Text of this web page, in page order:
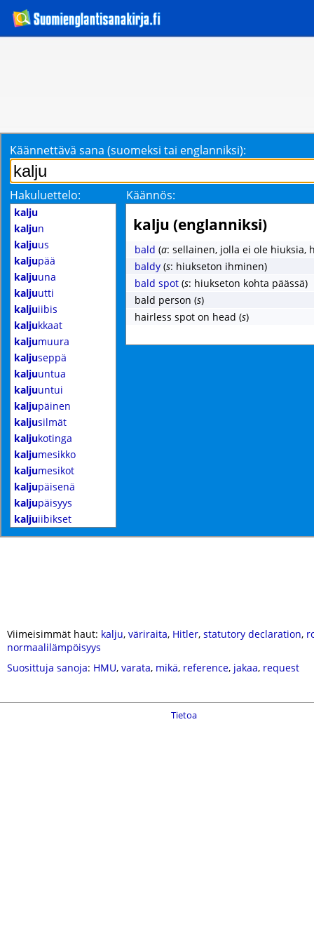
Käännettävä sana (suomeksi tai englanniksi):
Hakuluettelo: Käännös:
kalju
kaljun
kaljuus
kaljupää
kaljuuna
kaljuutti
kaljuiibis
kaljukkaat
kaljumuura
kaljuseppä
kaljuuntua
kaljuuntui
kaljupäinen
kaljusilmät
kaljukotinga
kaljumesikko
kaljumesikot
kaljupäisenä
kaljupäisyys
kaljuiibikset
kalju (englanniksi)
bald (a: sellainen, jolla ei ole hiuksia,
baldy (s: hiukseton ihminen)
bald spot (s: hiukseton kohta päässä)
bald person (s)
hairless spot on head (s)
Viimeisimmät haut: kalju, väriraita, Hitler, statutory declaration,
normaalilämpöisyys
Suosittuja sanoja: HMU, varata, mikä, reference, jakaa, request
Tietoa